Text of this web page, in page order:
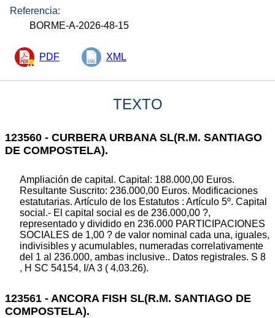
Referencia:
BORME-A-2026-48-15
PDF XML
TEXTO
123560 - CURBERA URBANA SL(R.M. SANTIAGO
DE COMPOSTELA).
Ampliación de capital. Capital: 188.000,00 Euros.
Resultante Suscrito: 236.000,00 Euros. Modificaciones
estatutarias. Artículo de los Estatutos : Artículo 5º. Capital
social.- El capital social es de 236.000,00 ?,
representado y dividido en 236.000 PARTICIPACIONES
SOCIALES de 1,00 ? de valor nominal cada una, iguales,
indivisibles y acumulables, numeradas correlativamente
del 1 al 236.000, ambas inclusive.. Datos registrales. S 8
, H SC 54154, I/A 3 ( 4.03.26).
123561 - ANCORA FISH SL(R.M. SANTIAGO DE
COMPOSTELA).